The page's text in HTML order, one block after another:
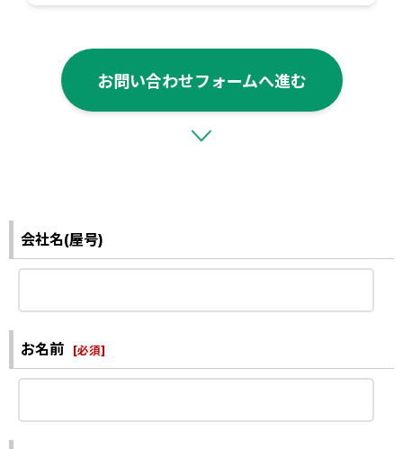
お問い合わせフォームへ進む
会社名(屋号)
お名前 [必須]